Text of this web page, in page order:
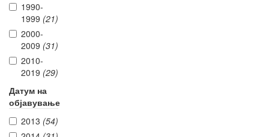
1990-
1999 (21)
2000-
2009 (31)
2010-
2019 (29)
Датум на
објавување
2013 (54)